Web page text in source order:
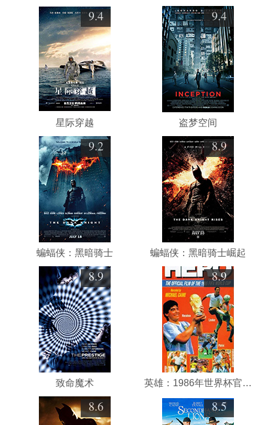
9.4
星际穿越
9.4
盗梦空间
9.2
蝙蝠侠：黑暗骑士
8.9
蝙蝠侠：黑暗骑士崛起
8.9
致命魔术
8.9
英雄：1986年世界杯官方纪录片
8.6 8.5